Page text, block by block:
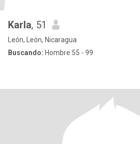
Karla, 51
León, León, Nicaragua
Buscando: Hombre 55 - 99